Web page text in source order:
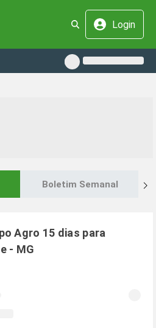
Login
Boletim Semanal
Agro 15 dias para
- MG